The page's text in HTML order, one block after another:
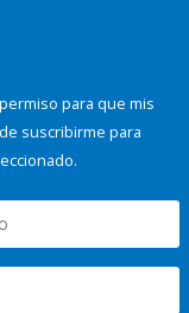
para que mis
suscribirme para